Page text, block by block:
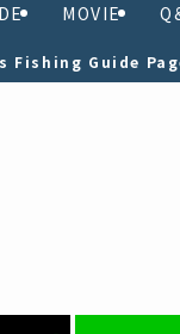
MOVIE
Fishing Guide